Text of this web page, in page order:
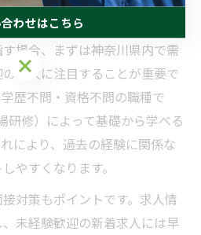
る働き方のコツ
場合、まずは神奈川県内で需
求人に注目することが重要で
歴不問・資格不問の職種で
研修）によって基礎から学べる
により、過去の経験に関係な
やすくなります。
対策もポイントです。求人情
未経験歓迎の新着求人には早
わせはこちら
わせはこちら